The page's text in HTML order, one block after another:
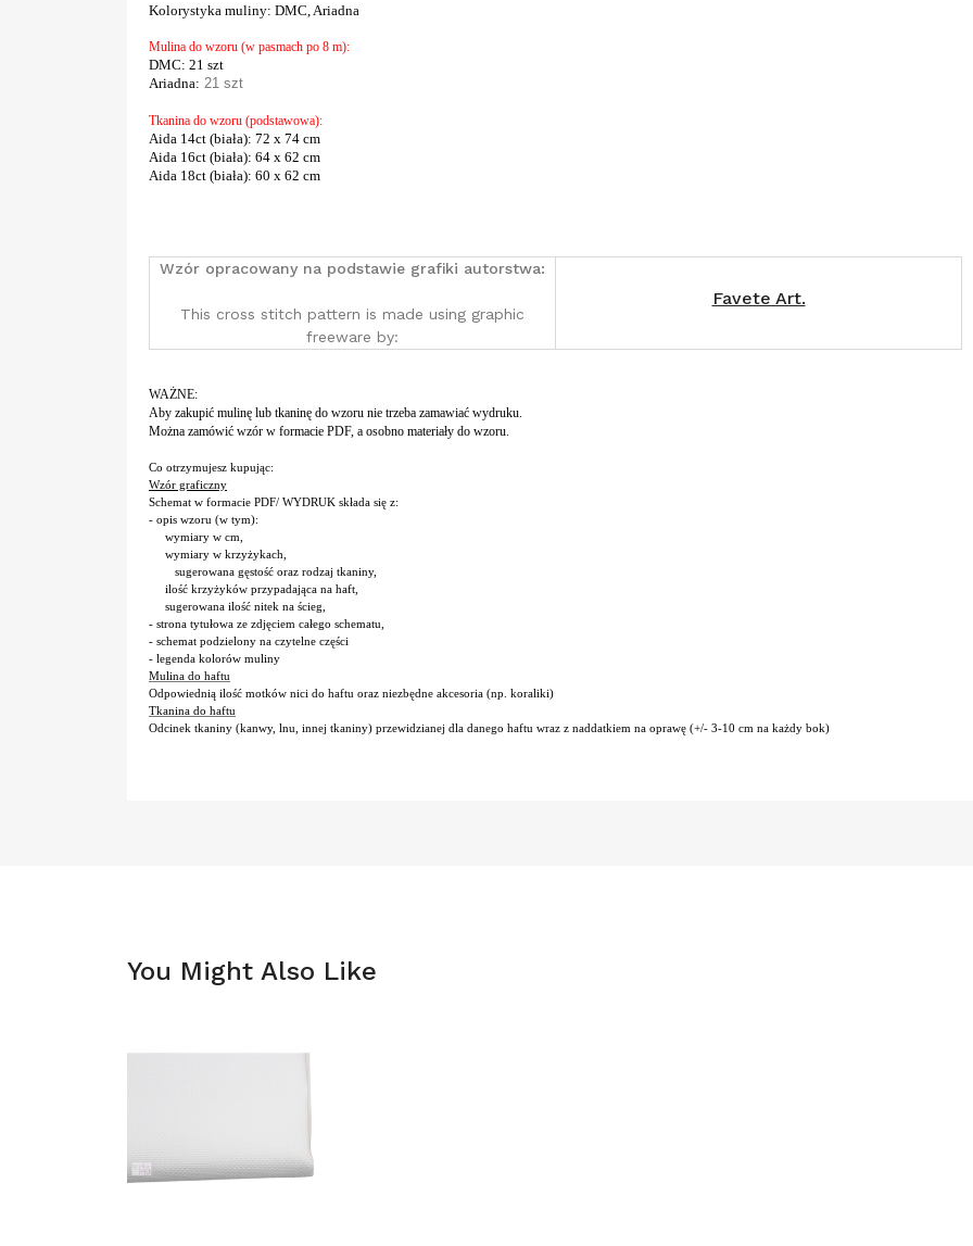
Kolorystyka muliny: DMC, Ariadna
Mulina do wzoru (w pasmach po 8 m):
DMC: 21 szt
Ariadna: 21 szt
Tkanina do wzoru (podstawowa):
Aida 14ct (biała): 72 x 74 cm
Aida 16ct (biała): 64 x 62 cm
Aida 18ct (biała): 60 x 62 cm
Wzór opracowany na podstawie grafiki autorstwa:
This cross stitch pattern is made using graphic
freeware by:
Favete Art.
WAŻNE:
Aby zakupić mulinę lub tkaninę do wzoru nie trzeba zamawiać wydruku.
Można zamówić wzór w formacie PDF, a osobno materiały do wzoru.
Co otrzymujesz kupując:
Wzór graficzny
Schemat w formacie PDF/ WYDRUK składa się z:
- opis wzoru (w tym):
wymiary w cm,
wymiary w krzyżykach,
sugerowana gęstość oraz rodzaj tkaniny,
ilość krzyżyków przypadająca na haft,
sugerowana ilość nitek na ścieg,
- strona tytułowa ze zdjęciem całego schematu,
- schemat podzielony na czytelne części
- legenda kolorów muliny
Mulina do haftu
Odpowiednią ilość motków nici do haftu oraz niezbędne akcesoria (np. koraliki)
Tkanina do haftu
Odcinek tkaniny (kanwy, lnu, innej tkaniny) przewidzianej dla danego haftu wraz z naddatkiem na oprawę (+/- 3-10 cm na każdy bok)
You Might Also Like